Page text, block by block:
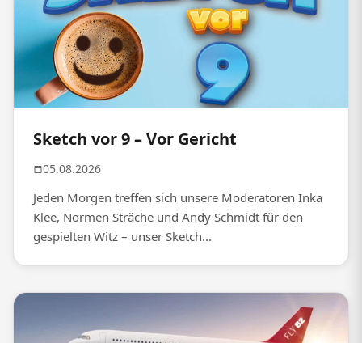
Sketch vor 9 – Vor Gericht
05.08.2026
Jeden Morgen treffen sich unsere Moderatoren Inka
Klee, Normen Sträche und Andy Schmidt für den
gespielten Witz – unser Sketch...